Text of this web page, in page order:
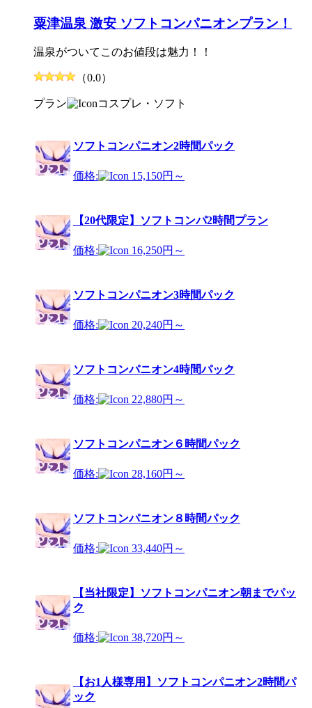
粟津温泉 激安 ソフトコンパニオンプラン！
温泉がついてこのお値段は魅力！！
（0.0）
プラン コスプレ・ソフト
ソフトコンパニオン2時間パック
価格: 15,150円～
【20代限定】ソフトコンパ2時間プラン
価格: 16,250円～
ソフトコンパニオン3時間パック
価格: 20,240円～
ソフトコンパニオン4時間パック
価格: 22,880円～
ソフトコンパニオン６時間パック
価格: 28,160円～
ソフトコンパニオン８時間パック
価格: 33,440円～
【当社限定】ソフトコンパニオン朝までパッ
ク
価格: 38,720円～
【お1人様専用】ソフトコンパニオン2時間パ
ック